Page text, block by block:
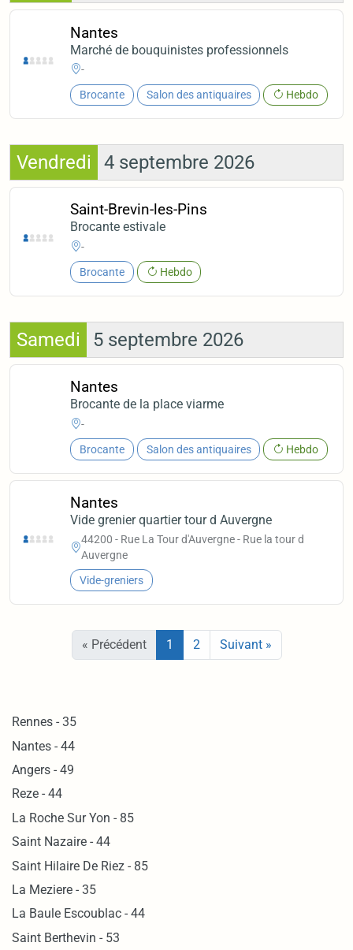
Nantes
Marché de bouquinistes professionnels
-
Brocante Salon des antiquaires Hebdo
Vendredi 4 septembre 2026
Saint-Brevin-les-Pins
Brocante estivale
-
Brocante Hebdo
Samedi 5 septembre 2026
Nantes
Brocante de la place viarme
-
Brocante Salon des antiquaires Hebdo
Nantes
Vide grenier quartier tour d Auvergne
44200 - Rue La Tour d'Auvergne - Rue la tour d
Auvergne
Vide-greniers
« Précédent 1 2 Suivant »
Rennes - 35
Nantes - 44
Angers - 49
Reze - 44
La Roche Sur Yon - 85
Saint Nazaire - 44
Saint Hilaire De Riez - 85
La Meziere - 35
La Baule Escoublac - 44
Saint Berthevin - 53